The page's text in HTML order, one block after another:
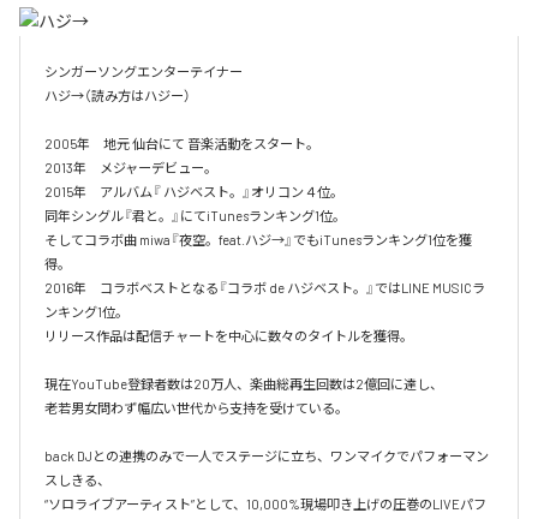
シンガーソングエンターテイナー
ハジ→（読み方はハジー）
2005年　地元 仙台にて 音楽活動をスタート。
2013年　メジャーデビュー。
2015年　アルバム『 ハジベスト。』オリコン４位。
同年シングル『君と。』にてiTunesランキング1位。
そしてコラボ曲 miwa『夜空。feat.ハジ→』でもiTunesランキング1位を獲
得。
2016年　コラボベストとなる『コラボ de ハジベスト。』ではLINE MUSICラ
ンキング1位。
リリース作品は配信チャートを中心に数々のタイトルを獲得。
現在YouTube登録者数は20万人、楽曲総再生回数は2億回に達し、
老若男女問わず幅広い世代から支持を受けている。
back DJとの連携のみで一人でステージに立ち、ワンマイクでパフォーマン
スしきる、
“ソロライブアーティスト”として、10,000%現場叩き上げの圧巻のLIVEパフ